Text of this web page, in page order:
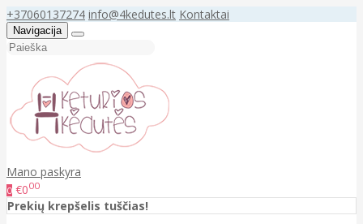
+37060137274 info@4kedutes.lt Kontaktai
Navigacija
Mano paskyra
0 €000
Prekių krepšelis tuščias!